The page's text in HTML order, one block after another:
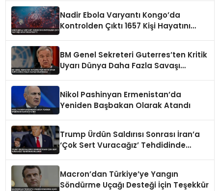
Nadir Ebola Varyantı Kongo’da
Kontrolden Çıktı 1657 Kişi Hayatını
BM Genel Sekreteri Guterres’ten Kritik
Uyarı Dünya Daha Fazla Savaşı
Nikol Pashinyan Ermenistan’da
Yeniden Başbakan Olarak Atandı
Trump Ürdün Saldırısı Sonrası İran’a
‘Çok Sert Vuracağız’ Tehdidinde
Macron’dan Türkiye’ye Yangın
Söndürme Uçağı Desteği İçin Teşekkür